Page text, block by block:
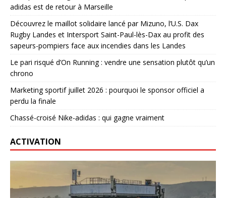
adidas est de retour à Marseille
Découvrez le maillot solidaire lancé par Mizuno, l’U.S. Dax
Rugby Landes et Intersport Saint-Paul-lès-Dax au profit des
sapeurs-pompiers face aux incendies dans les Landes
Le pari risqué d’On Running : vendre une sensation plutôt qu’un
chrono
Marketing sportif juillet 2026 : pourquoi le sponsor officiel a
perdu la finale
Chassé-croisé Nike-adidas : qui gagne vraiment
ACTIVATION